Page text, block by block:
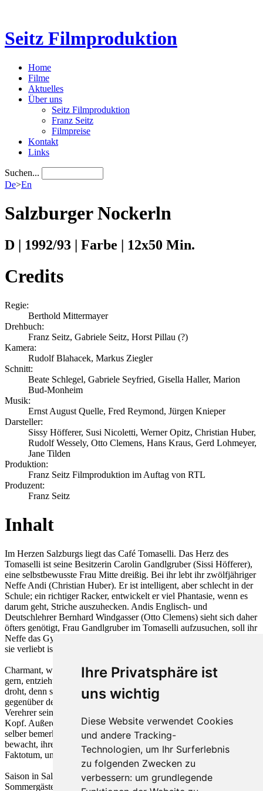
Ihre Privatsphäre ist
uns wichtig
Diese Website verwendet Cookies
und andere Tracking-
Technologien, um Ihr Surferlebnis
zu folgenden Zwecken zu
verbessern: um grundlegende
Seitz Filmproduktion
Home
Filme
Aktuelles
Über uns
Seitz Filmproduktion
Franz Seitz
Filmpreise
Kontakt
Links
Suchen...
De>En
Salzburger Nockerln
D | 1992/93 | Farbe | 12x50 Min.
Credits
Regie:
Berthold Mittermayer
Drehbuch:
Franz Seitz, Gabriele Seitz, Horst Pillau (?)
Kamera:
Rudolf Blahacek, Markus Ziegler
Schnitt:
Beate Schlegel, Gabriele Seyfried, Gisella Haller, Marion
Bud-Monheim
Musik:
Ernst August Quelle, Fred Reymond, Jürgen Knieper
Darsteller:
Sissy Höfferer, Susi Nicoletti, Werner Opitz, Christian Huber,
Rudolf Wessely, Otto Clemens, Hans Kraus, Gerd Lohmeyer,
Jane Tilden
Produktion:
Franz Seitz Filmproduktion im Auftag von RTL
Produzent:
Franz Seitz
Inhalt
Im Herzen Salzburgs liegt das Café Tomaselli. Das Herz des
Tomaselli ist seine Besitzerin Carolin Gandlgruber (Sissi Höfferer),
eine selbstbewusste Frau Mitte dreißig. Bei ihr lebt ihr zwölfjähriger
Neffe Andi (Christian Huber). Er ist intelligent, aber schlecht in der
Schule; ein richtiger Racker, entwickelt er viel Phantasie, wenn es
darum geht, Striche auszuhecken. Andis Englisch- und
Deutschlehrer Bernhard Windgasser (Otto Clemens) sieht sich daher
öfters genötigt, Frau Gandlgruber im Tomaselli aufzusuchen, soll ihr
Neffe das Gymnasium schaffen. Carolin spürt, dass Windgasser in
sie verliebt ist, bleibt jedoch sachlich – zunächst.
Charmant, wie sie ist, werden ihr viele Avancen gemacht. Sie flirtet
gern, entzieht sich aber geschickt, wenn es richtig ernst zu werden
droht, denn sie bevorzugt ihre Selbstständigkeit. Andis Verhalten
gegenüber den einzelnen Kandidaten, seine Kommentare über die
Verehrer seiner Mama-Tant, treffen fast immer den Nagel auf den
Kopf. Außerdem wird Carolin Gandlgruber, ohne dass sie es recht
selber bemerkt, von dem Oberkellner Josef (Rudolf Wessely)
bewacht, ihrer rechten Hand. Er ist ein väterliches Unikum und
Faktotum, unentbehrlich für das Tomaselli.
Saison in Salzburg – das Tomaselli mit seinen Stamm- und
Sommergästen als Drehscheibe der Begegnungen. Melange, Ein-,